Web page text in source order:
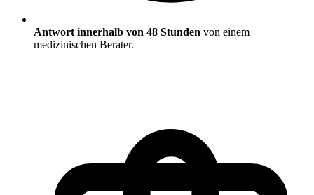
Antwort innerhalb von 48 Stunden von einem
medizinischen Berater.